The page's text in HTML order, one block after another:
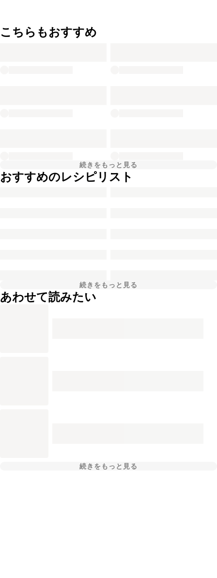
こちらもおすすめ
続きをもっと見る
おすすめのレシピリスト
続きをもっと見る
あわせて読みたい
続きをもっと見る